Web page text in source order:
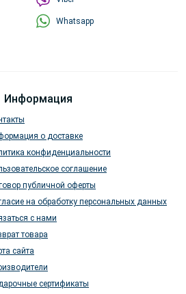
Информация
о доставке
конфиденциальности
соглашение
публичной оферты
на обработку персональных данных
с нами
товара
сайта
сертификаты
Whatsapp